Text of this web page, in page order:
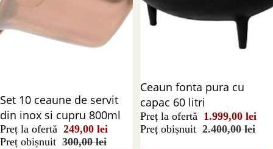
Reducere 17%
Set 10 ceaune de servit
din inox si cupru 800ml
Preț la ofertă 249,00 lei
Preț obișnuit 300,00 lei
Reducere 17%
Ceaun fonta pura cu
capac 60 litri
Preț la ofertă 1.999,00 lei
Preț obișnuit 2.400,00 lei